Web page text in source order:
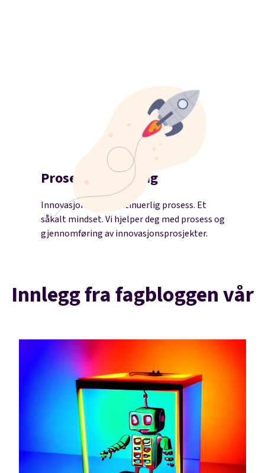
Prosessveiledning
Innovasjon er en kontinuerlig prosess. Et
såkalt mindset. Vi hjelper deg med prosess og
gjennomføring av innovasjonsprosjekter.
Innlegg fra fagbloggen vår